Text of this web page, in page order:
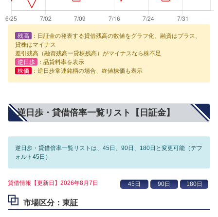
残高
：日証金の発表する貸借残高の数値をグラフ化、融資はプラス、
貸株はマイナス
差引残高（融資残高ー貸株残高）がマイナスなら株不足
逆日歩
：品貸料率を表示
株価
：逆日歩常連銘柄の場合、終値株価も表示
逆日歩・貸借倍率一覧リスト【日証金】
逆日歩・貸借倍率一覧リストは、45日、90日、180日と変更可能（デフ
ォルト45日）
貸借情報【更新日】2026年8月7日
市場区分：東証